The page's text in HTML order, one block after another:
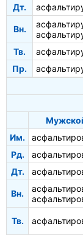
Дт.
Вн.
Тв.
Пр.
Им.
Рд.
Дт.
Вн.
Тв.